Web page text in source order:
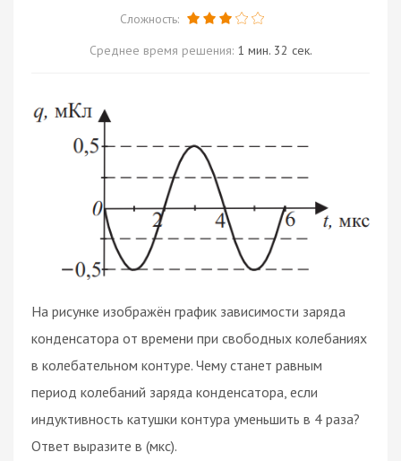
Сложность:
Среднее время решения: 1 мин. 32 сек.
На рисунке изображён график зависимости заряда
конденсатора от времени при свободных колебаниях
в колебательном контуре. Чему станет равным
период колебаний заряда конденсатора, если
индуктивность катушки контура уменьшить в 4 раза?
Ответ выразите в (мкс).